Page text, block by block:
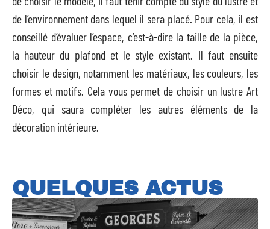
de l’environnement dans lequel il sera placé. Pour cela, il est
conseillé d’évaluer l’espace, c’est-à-dire la taille de la pièce,
la hauteur du plafond et le style existant. Il faut ensuite
choisir le design, notamment les matériaux, les couleurs, les
formes et motifs. Cela vous permet de choisir un lustre Art
Déco, qui saura compléter les autres éléments de la
décoration intérieure.
QUELQUES ACTUS